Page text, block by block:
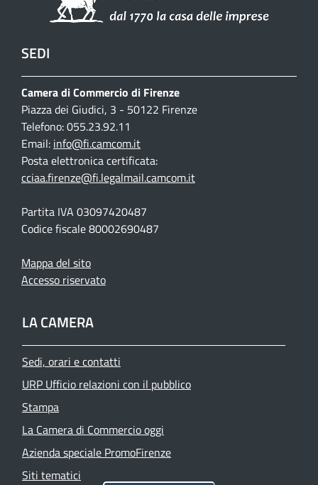
SEDI
Camera di Commercio di Firenze
Piazza dei Giudici, 3 - 50122 Firenze
Telefono: 055.23.92.11
Email: info@fi.camcom.it
Posta elettronica certificata:
cciaa.firenze@fi.legalmail.camcom.it
Partita IVA 03097420487
Codice fiscale 80002690487
Mappa del sito
Accesso riservato
LA CAMERA
Sedi, orari e contatti
URP Ufficio relazioni con il pubblico
Stampa
La Camera di Commercio oggi
Azienda speciale PromoFirenze
Siti tematici